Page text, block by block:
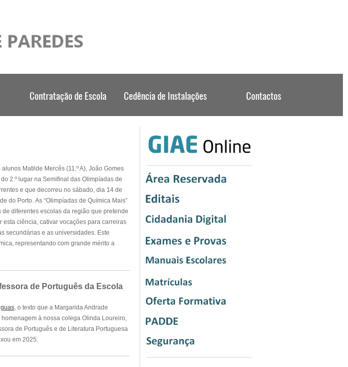
Matilde Mercês (11.º A), João Gomes
2.º lugar na Semifinal das Olimpíadas de
e que decorreu no sábado, dia 14 de
do Porto. As “Olimpíadas de Química Mais”
diferentes escolas da região que pretende
ciência, cativar vocações para carreiras
secundárias e as universidades. Este
representando com grande mérito a
de Português da Escola
, o texto que a Margarida Andrade
à nossa colega Olinda Loureiro,
de Português e de Literatura Portuguesa
em 2025.